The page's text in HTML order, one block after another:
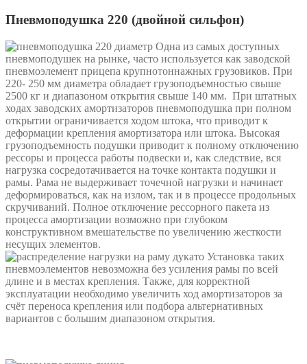
Пневмоподушка 220 (двойной сильфон)
Одна из самых доступных
пневмоподушек на рынке, часто используется как заводской
пневмоэлемент прицепа крупнотоннажных грузовиков. При
220- 250 мм диаметра обладает грузоподъемностью свыше
2500 кг и диапазоном открытия свыше 140 мм. При штатных
ходах заводских амортизаторов пневмоподушка при полном
открытии ограничивается ходом штока, что приводит к
деформации крепления амортизатора или штока. Высокая
грузоподъемность подушки приводит к полному отключению
рессоры и процесса работы подвески и, как следствие, вся
нагрузка сосредотачивается на точке контакта подушки и
рамы. Рама не выдерживает точечной нагрузки и начинает
деформироваться, как на излом, так и в процессе продольных
скручиваний. Полное отключение рессорного пакета из
процесса амортизации возможно при глубоком
конструктивном вмешательстве по увеличению жесткости
несущих элементов.
Установка таких
пневмоэлементов невозможна без усиления рамы по всей
длине и в местах крепления. Также, для корректной
эксплуатации необходимо увеличить ход амортизаторов за
счёт переноса крепления или подбора альтернативных
вариантов с большим диапазоном открытия.